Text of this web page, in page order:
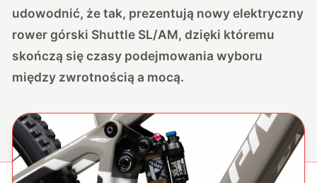
udowodnić, że tak, prezentują nowy elektryczny
rower górski Shuttle SL/AM, dzięki któremu
skończą się czasy podejmowania wyboru
między zwrotnością a mocą.